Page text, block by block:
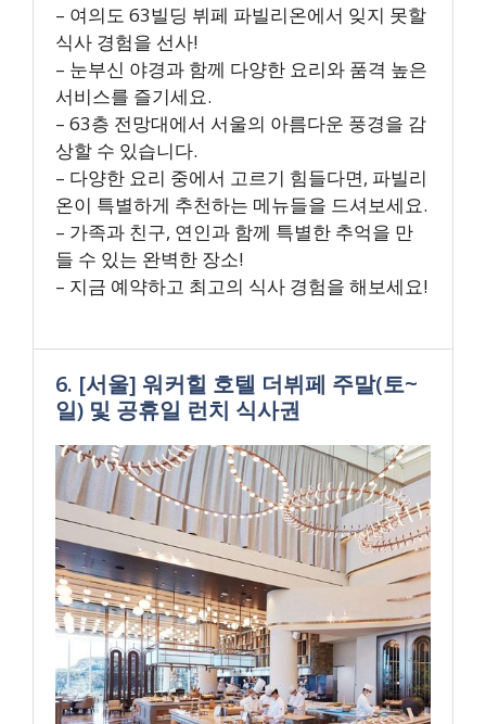
– 여의도 63빌딩 뷔페 파빌리온에서 잊지 못할
식사 경험을 선사!
– 눈부신 야경과 함께 다양한 요리와 품격 높은
서비스를 즐기세요.
– 63층 전망대에서 서울의 아름다운 풍경을 감
상할 수 있습니다.
– 다양한 요리 중에서 고르기 힘들다면, 파빌리
온이 특별하게 추천하는 메뉴들을 드셔보세요.
– 가족과 친구, 연인과 함께 특별한 추억을 만
들 수 있는 완벽한 장소!
– 지금 예약하고 최고의 식사 경험을 해보세요!
6. [서울] 워커힐 호텔 더뷔페 주말(토~
일) 및 공휴일 런치 식사권